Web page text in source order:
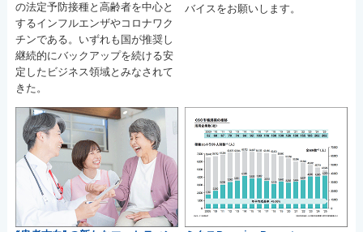
の法定予防接種と高齢者を中心と
するインフルエンザやコロナワク
チンである。いずれも国が推奨し
継続的にバックアップを続ける安
定したビジネス領域とみなされて
きた。
バイスをお願いします。